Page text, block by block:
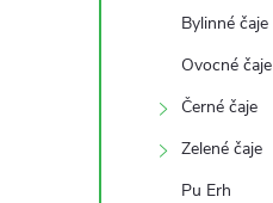
Bylinné čaje
Ovocné čaje
Černé čaje
Zelené čaje
Pu Erh